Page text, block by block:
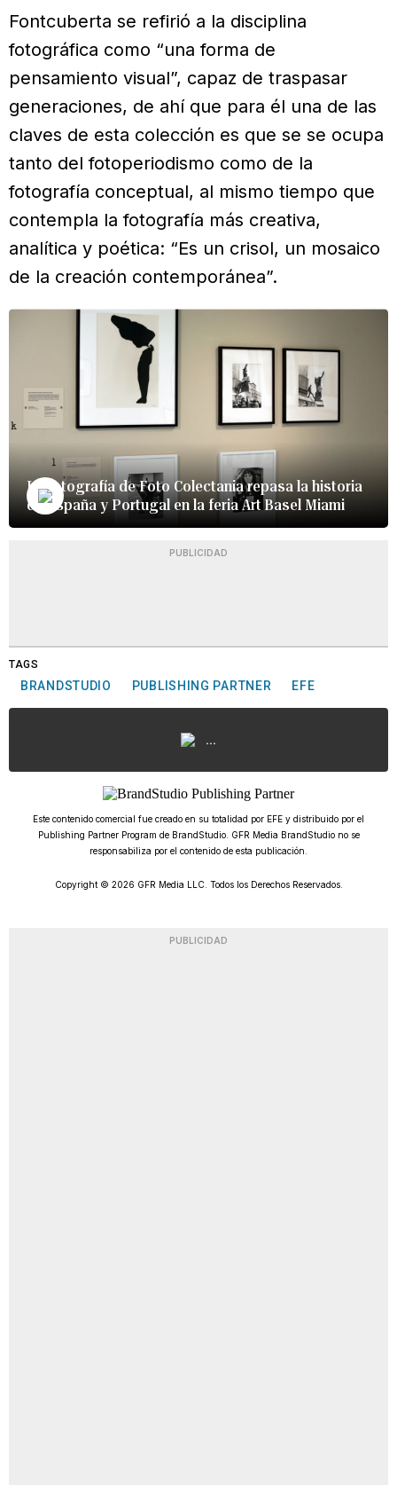
Fontcuberta se refirió a la disciplina
fotográfica como “una forma de
pensamiento visual”, capaz de traspasar
generaciones, de ahí que para él una de las
claves de esta colección es que se se ocupa
tanto del fotoperiodismo como de la
fotografía conceptual, al mismo tiempo que
contempla la fotografía más creativa,
analítica y poética: “Es un crisol, un mosaico
de la creación contemporánea”.
La fotografía de Foto Colectania repasa la historia
de España y Portugal en la feria Art Basel Miami
PUBLICIDAD
TAGS
BRANDSTUDIO PUBLISHING PARTNER EFE
...
Este contenido comercial fue creado en su totalidad por EFE y distribuido por el
Publishing Partner Program de BrandStudio. GFR Media BrandStudio no se
responsabiliza por el contenido de esta publicación.
Copyright © 2026 GFR Media LLC. Todos los Derechos Reservados.
PUBLICIDAD